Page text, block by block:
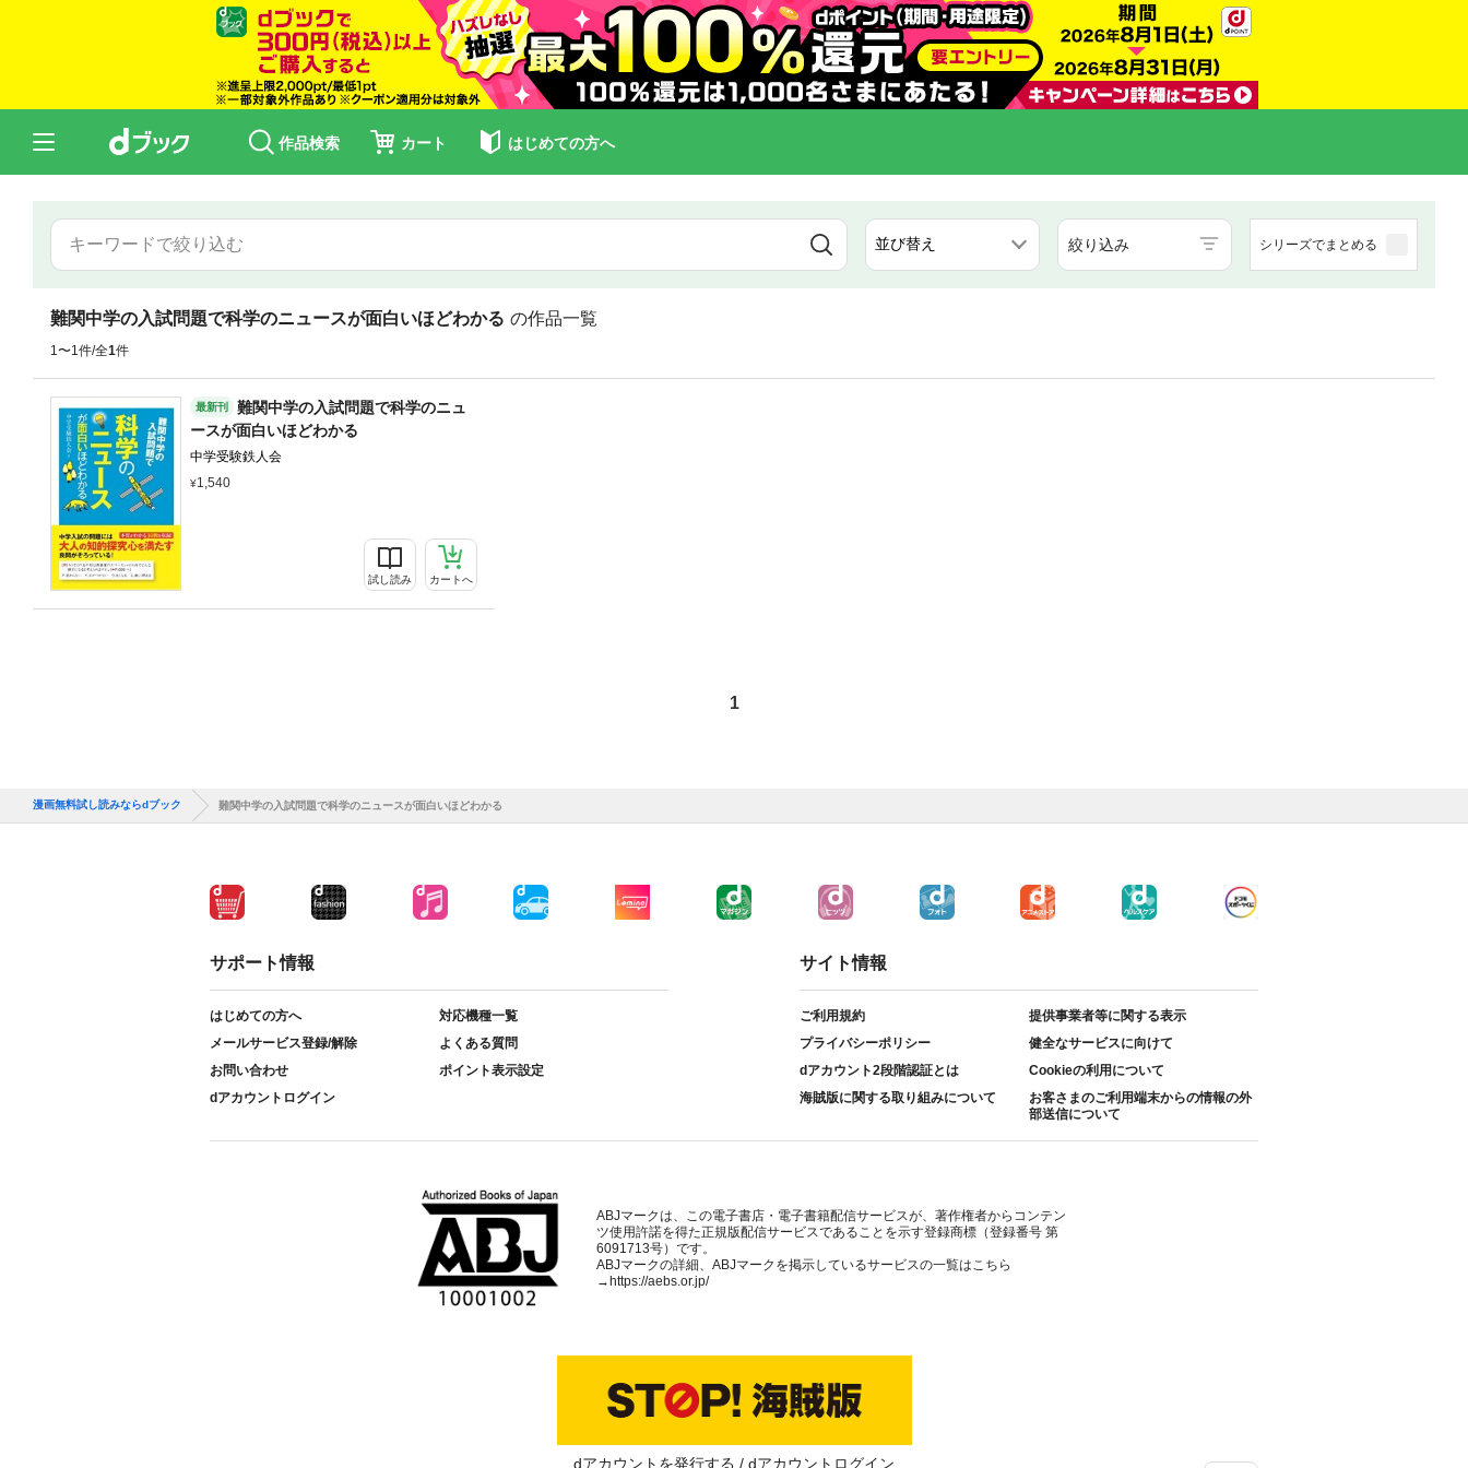
作品検索 カート はじめての方へ
絞り込み シリーズでまとめる
難関中学の入試問題で科学のニュースが面白いほどわかる の作品一覧
1〜1件/全1件
最新刊
難関中学の入試問題で科学のニュ
ースが面白いほどわかる
中学受験鉄人会
1,540
試し読み カートへ
1
漫画無料試し読みならdブック 難関中学の入試問題で科学のニュースが面白いほどわかる
サポート情報
はじめての方へ
対応機種一覧
メールサービス登録/解除
よくある質問
お問い合わせ
ポイント表示設定
dアカウントログイン
サイト情報
ご利用規約
提供事業者等に関する表示
プライバシーポリシー
健全なサービスに向けて
dアカウント2段階認証とは
Cookieの利用について
海賊版に関する取り組みについて
お客さまのご利用端末からの情報の外
部送信について
ABJマークは、この電子書店・電子書籍配信サービスが、著作権者からコンテン
ツ使用許諾を得た正規版配信サービスであることを示す登録商標（登録番号 第
6091713号）です。
ABJマークの詳細、ABJマークを掲示しているサービスの一覧はこちら
→https://aebs.or.jp/
dアカウントを発行する dアカウントログイン